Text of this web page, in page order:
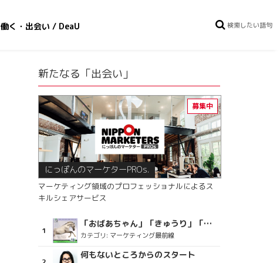
働く・出会い / DeaU
新たなる「出会い」
にっぽんのマーケターPROs.
マーケティング領域のプロフェッショナルによるス
キルシェアサービス
「おばあちゃん」「きゅうり」「ディスコで踊るおじさん」をCM素材に使った、「気持ちよさ」が売りの意外な商品とは？
カテゴリ: マーケティング最前線
何もないところからのスタート